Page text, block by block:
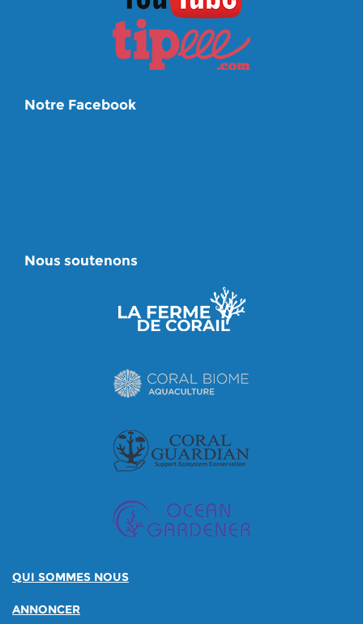
Notre Facebook
Nous soutenons
QUI SOMMES NOUS
ANNONCER